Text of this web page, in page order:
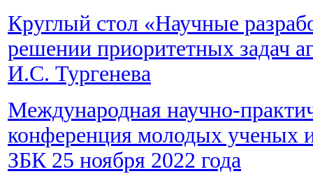
Круглый стол «Научные
решении приоритетных задач
И.С. Тургенева
Международная научно-
конференция молодых ученых
ЗБК 25 ноября 2022 года